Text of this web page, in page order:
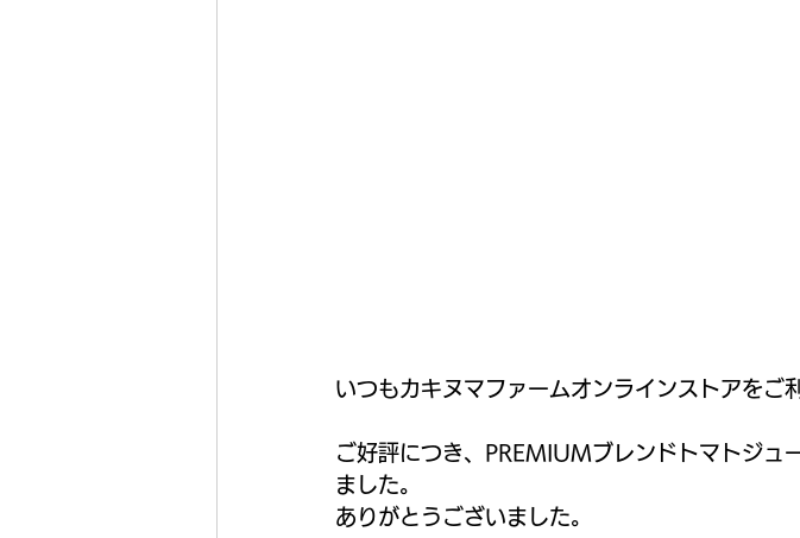
いつもカキヌマファームオンラインストアをご
ご好評につき、PREMIUMブレンドトマトジュ
ました。
ありがとうございました。